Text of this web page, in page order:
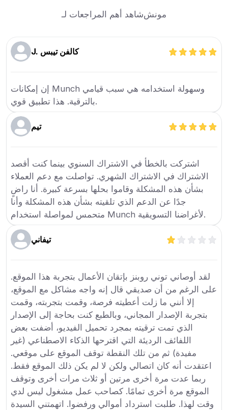
شاهد أهم المراجعات لـمونش
J. كالفن تيبس
إن إمكانات Munch وسهولة استخدامه هي سبب قيامي
بالترقية. هذا تطبيق قوي.
تيم
اشتركت بالخطأ في الاشتراك السنوي بينما كنت أقصد
الاشتراك في الاشتراك الشهري. تواصلت مع دعم العملاء
بشأن هذه المشكلة وقاموا بحلها بسرعة كبيرة. أنا راضٍ
جدًا عن الدعم الذي تلقيته بشأن هذه المشكلة وأنا
متحمس لمواصلة استخدام Munch لأغراضنا التسويقية.
تيفاني
لقد أوصاني توني روبنز بإتقان الأعمال بتجربة هذا الموقع.
على الرغم من أن صديقي قال إنه واجه مشاكل مع الموقع،
إلا أنني ما زلت أعطيته فرصة، وقمت بتجربته، وقمت
بتجربة الإصدار المجاني، وبالطبع كنت بحاجة إلى الإصدار
الذي تمت ترقيته بمجرد تحميل الفيديو، أضفت بعض
اللفائف الرديئة التي اقترحها الذكاء الاصطناعي (غير
مفيدة) ثم من تلك النقطة توقف الموقع على موقعي.
اعتقدت أنه كان اتصالي ولكن لا لم يكن ذلك الموقع فقط.
ربما عدت مرة أخرى مرتين أو ثلاث مرات أخرى وتوقف
الموقع مرة أخرى تمامًا. كصاحب عمل مشغول ليس لدي
وقت لهذا. طلبت استرداد أموالي ورفضوا. اتهمتني السيدة